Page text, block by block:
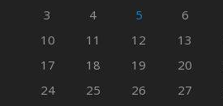
3
4 5 6
10
11 12 13
17
18 19 20
24
25 26 27